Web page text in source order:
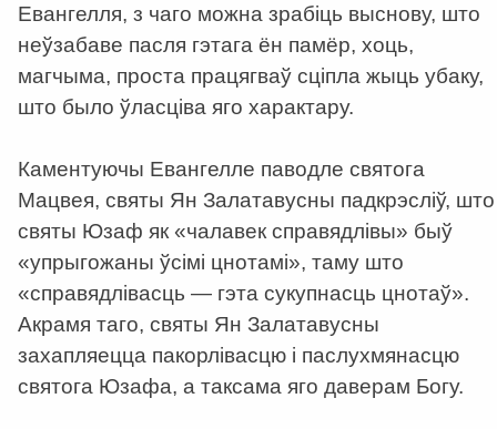
Евангелля, з чаго можна зрабіць выснову, што
неўзабаве пасля гэтага ён памёр, хоць,
магчыма, проста працягваў сціпла жыць убаку,
што было ўласціва яго характару.
Каментуючы Евангелле паводле святога
Мацвея, святы Ян Залатавусны падкрэсліў, што
святы Юзаф як «чалавек справядлівы» быў
«упрыгожаны ўсімі цнотамі», таму што
«справядлівасць — гэта сукупнасць цнотаў».
Акрамя таго, святы Ян Залатавусны
захапляецца пакорлівасцю і паслухмянасцю
святога Юзафа, а таксама яго даверам Богу.